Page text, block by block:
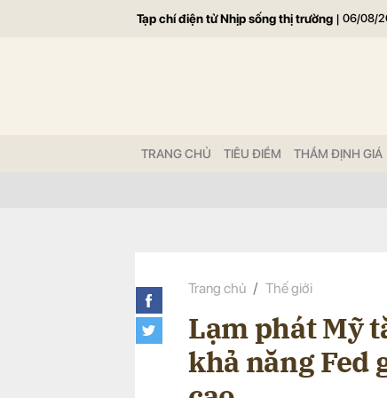
Tạp chí điện tử Nhịp sống thị trường | 06/08/
TRANG CHỦ TIÊU ĐIỂM THẨM ĐỊNH GIÁ
Trang chủ Thế giới
Lạm phát Mỹ
khả năng Fed